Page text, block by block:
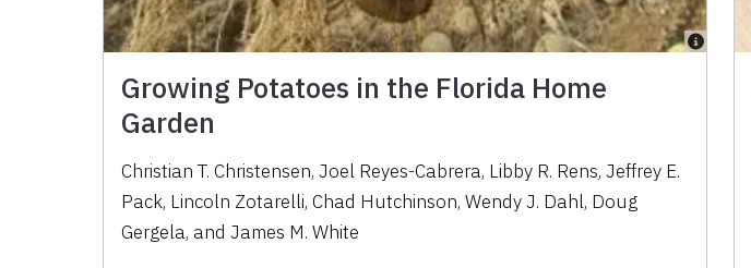
Growing Potatoes in the Florida Home
Garden
Christian T. Christensen, Joel Reyes-Cabrera, Libby R. Rens, Jeffrey E.
Pack, Lincoln Zotarelli, Chad Hutchinson, Wendy J. Dahl, Doug
Gergela, and James M. White